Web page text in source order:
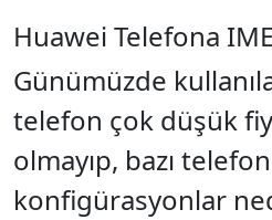
Huawei Telefona
Günümüzde
telefon çok düşük
olmayıp, bazı
konfigürasyonlar